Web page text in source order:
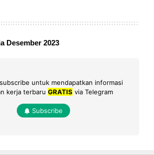
Desember 2023
untuk mendapatkan informasi
kerja terbaru GRATIS via Telegram
Subscribe